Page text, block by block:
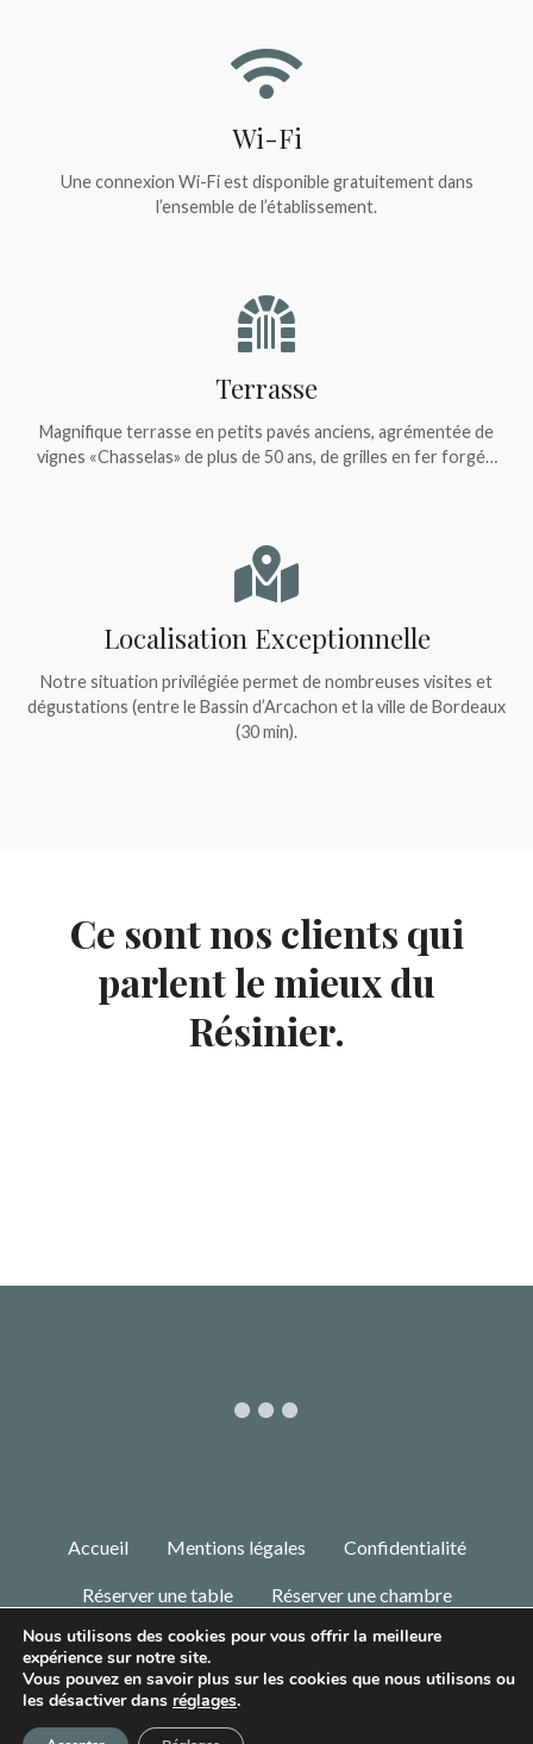
Wi-Fi
Une connexion Wi-Fi est disponible gratuitement dans
l’ensemble de l’établissement.
Terrasse
Magnifique terrasse en petits pavés anciens, agrémentée de
vignes «Chasselas» de plus de 50 ans, de grilles en fer forgé…
Localisation Exceptionnelle
Notre situation privilégiée permet de nombreuses visites et
dégustations (entre le Bassin d’Arcachon et la ville de Bordeaux
(30 min).
Ce sont nos clients qui
parlent le mieux du
Résinier.
Accueil Mentions légales Confidentialité
Réserver une table Réserver une chambre
© 2018-2025 COPYRIGHT LE RÉSINIER BY ACM . TOUS DROITS
Nous utilisons des cookies pour vous offrir la meilleure
expérience sur notre site.
Vous pouvez en savoir plus sur les cookies que nous utilisons ou
les désactiver dans réglages.